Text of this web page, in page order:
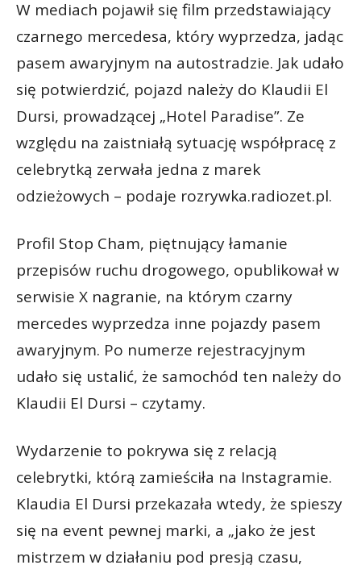
W mediach pojawił się film przedstawiający
czarnego mercedesa, który wyprzedza, jadąc
pasem awaryjnym na autostradzie. Jak udało
się potwierdzić, pojazd należy do Klaudii El
Dursi, prowadzącej „Hotel Paradise”. Ze
względu na zaistniałą sytuację współpracę z
celebrytką zerwała jedna z marek
odzieżowych – podaje rozrywka.radiozet.pl.
Profil Stop Cham, piętnujący łamanie
przepisów ruchu drogowego, opublikował w
serwisie X nagranie, na którym czarny
mercedes wyprzedza inne pojazdy pasem
awaryjnym. Po numerze rejestracyjnym
udało się ustalić, że samochód ten należy do
Klaudii El Dursi – czytamy.
Wydarzenie to pokrywa się z relacją
celebrytki, którą zamieściła na Instagramie.
Klaudia El Dursi przekazała wtedy, że spieszy
się na event pewnej marki, a „jako że jest
mistrzem w działaniu pod presją czasu,